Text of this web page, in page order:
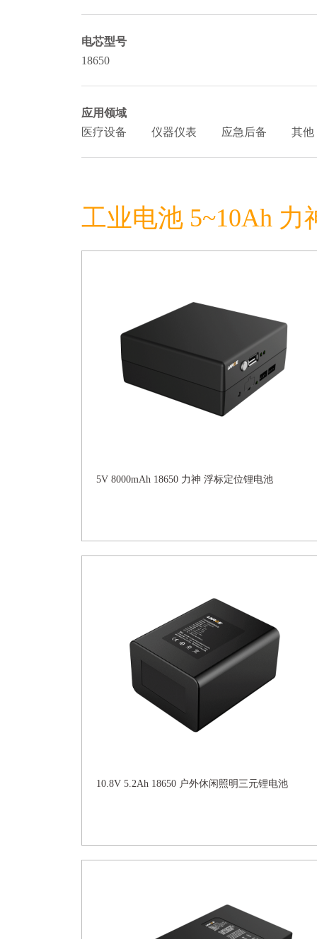
电芯型号
18650
应用领域
医疗设备
仪器仪表 应急后备 其他
工业电池 5~10Ah 力
5V 8000mAh 18650 力神 浮标定位锂电池
10.8V 5.2Ah 18650 户外休闲照明三元锂电池